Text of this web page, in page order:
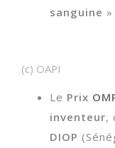
sanguine »
(c) OAPI
Le Prix
inventeur,
DIOP